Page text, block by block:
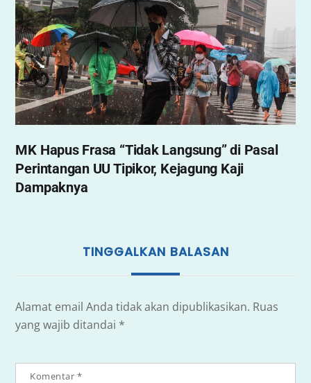
MK Hapus Frasa “Tidak Langsung” di Pasal
Perintangan UU Tipikor, Kejagung Kaji
Dampaknya
TINGGALKAN BALASAN
Alamat email Anda tidak akan dipublikasikan. Ruas
yang wajib ditandai *
Komentar*